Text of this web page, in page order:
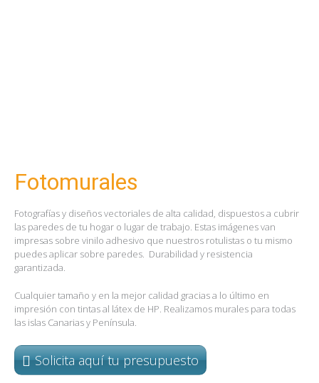
Fotomurales
Fotografías y diseños vectoriales de alta calidad, dispuestos a cubrir
las paredes de tu hogar o lugar de trabajo. Estas imágenes van
impresas sobre vinilo adhesivo que nuestros rotulistas o tu mismo
puedes aplicar sobre paredes. Durabilidad y resistencia
garantizada.
Cualquier tamaño y en la mejor calidad gracias a lo último en
impresión con tintas al látex de HP. Realizamos murales para todas
las islas Canarias y Península.
Solicita aquí tu presupuesto